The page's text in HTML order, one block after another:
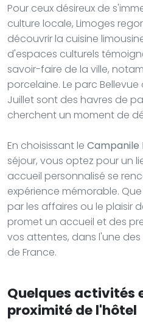
Pour ceux désireux de
culture locale, Limoges
découvrir la cuisine
d'espaces culturels
savoir-faire de la ville,
porcelaine. Le parc
Juillet sont des havres de
cherchent un moment de
En choisissant le Campanile
séjour, vous optez pour un
accueil personnalisé se
expérience mémorable.
par les affaires ou le plaisir
promet un accueil et des
vos attentes, dans l'une
de France.
Quelques activités
proximité de l'hôtel